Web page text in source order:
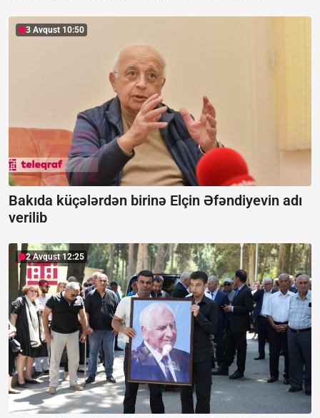
3 Avqust 10:50
Bakıda küçələrdən birinə Elçin Əfəndiyevin adı
verilib
2 Avqust 12:25